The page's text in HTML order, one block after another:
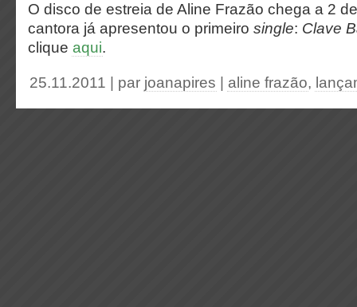
O disco de estreia de Aline Frazão chega a 2
cantora já apresentou o primeiro single: Clave
clique aqui.
25.11.2011 | par joanapires aline frazão,